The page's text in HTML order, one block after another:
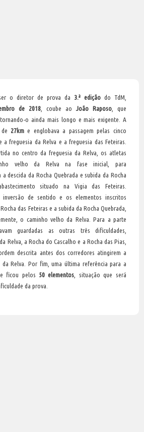
o diretor de prova da 3.ª edição do TdM,
de 2018 , coube ao João Raposo , que
o ainda mais longo e mais exigente. A
27km e englobava a passagem pelas cinco
a freguesia da Relva e a freguesia das Feteiras.
no centro da freguesia da Relva, os atletas
velho da Relva na fase inicial, para
descida da Rocha Quebrada e subida da Rocha
situado na Vigia das Feteiras.
inversão de sentido e os elementos inscritos
das Feteiras e a subida da Rocha Quebrada,
o caminho velho da Relva. Para a parte
guardadas as outras três dificuldades,
Relva, a Rocha do Cascalho e a Rocha das Pias,
descrita antes dos corredores atingirem a
Relva. Por fim, uma última referência para a
ficou pelos 50 elementos , situação que será
da prova.